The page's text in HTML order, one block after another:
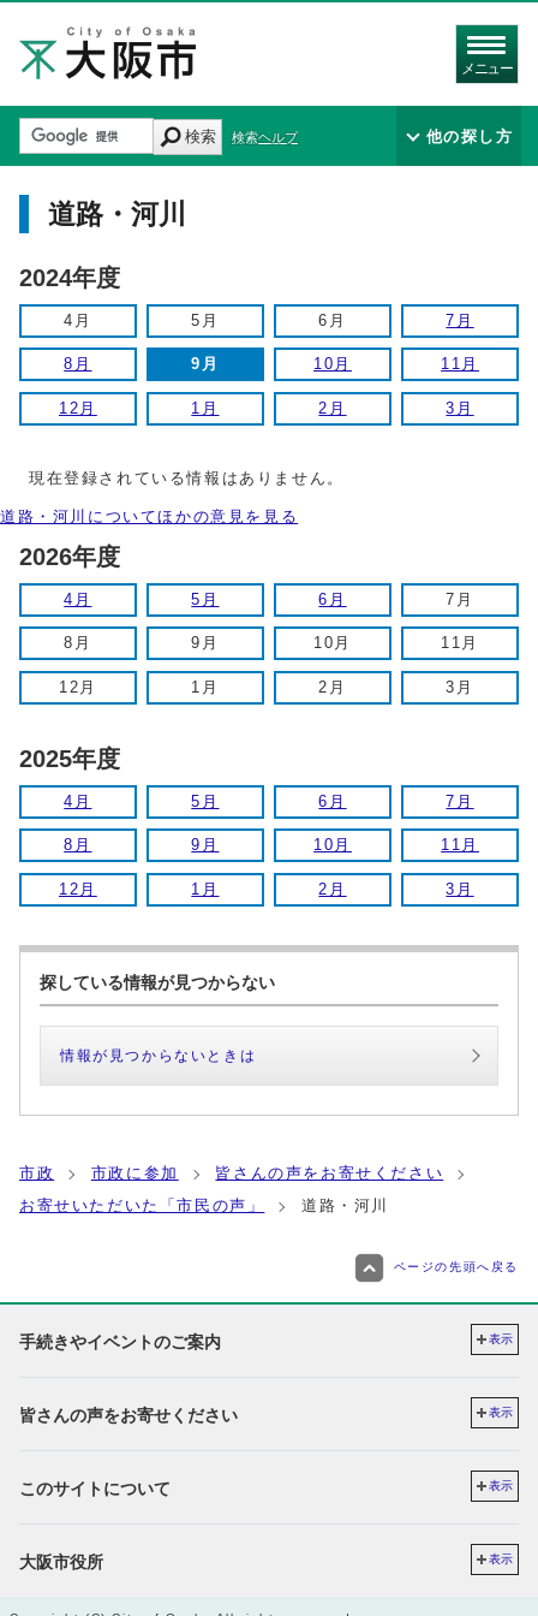
メニュー
検索 検索ヘルプ 他の探し方
道路・河川
2024年度
4月 5月 6月 7月
8月 9月 10月 11月
12月 1月 2月 3月
現在登録されている情報はありません。
道路・河川についてほかの意見を見る
2026年度
4月 5月 6月 7月
8月 9月 10月 11月
12月 1月 2月 3月
2025年度
4月 5月 6月 7月
8月 9月 10月 11月
12月 1月 2月 3月
探している情報が見つからない
情報が見つからないときは
市政 市政に参加
皆さんの声をお寄せください
お寄せいただいた「市民の声」
道路・河川
ページの先頭へ戻る
手続きやイベントのご案内 表示
皆さんの声をお寄せください 表示
このサイトについて 表示
大阪市役所 表示